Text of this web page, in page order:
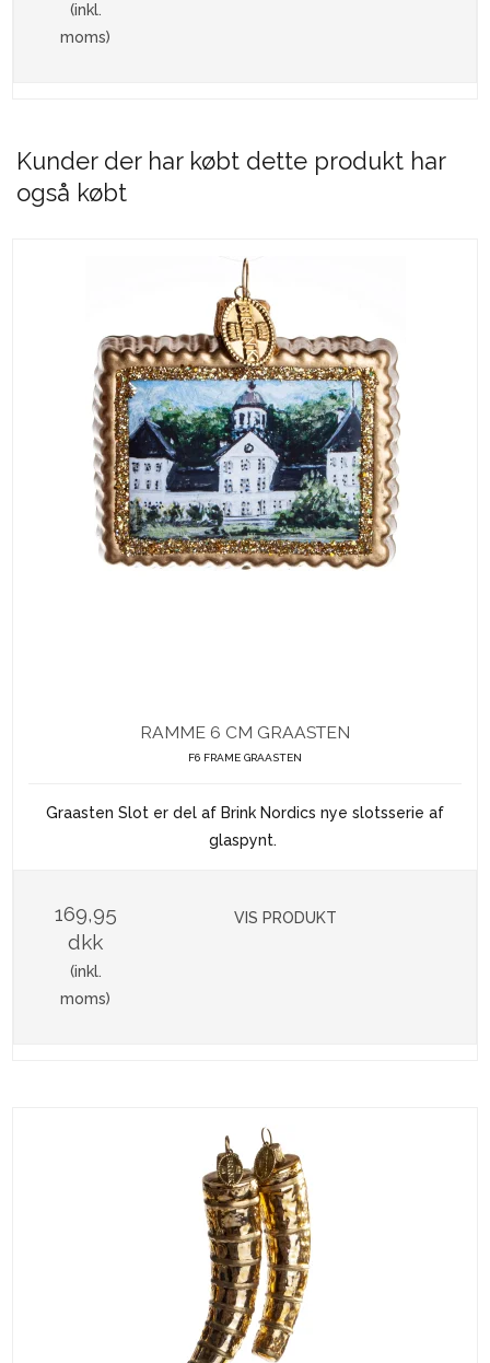
(inkl.
moms)
Kunder der har købt dette produkt har
også købt
RAMME 6 CM GRAASTEN
F6 FRAME GRAASTEN
Graasten Slot er del af Brink Nordics nye slotsserie af
glaspynt.
169,95
dkk
(inkl.
moms)
VIS PRODUKT